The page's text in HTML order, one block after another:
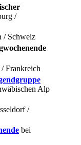
/
/ Schweiz
Frankreich
Alp
/
bei